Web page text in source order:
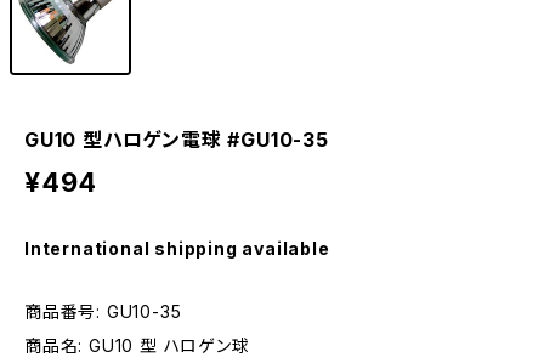
GU10 型ハロゲン電球 #GU10-35
¥494
International shipping available
商品番号: GU10-35
商品名: GU10 型 ハロゲン球